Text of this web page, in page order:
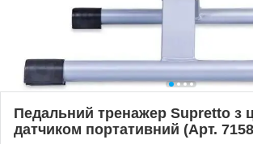
Педальний тренажер Supretto з
датчиком портативний (Арт.